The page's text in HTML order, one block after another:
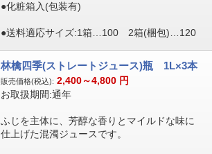
●化粧箱入(包装有)
●送料適応サイズ:1箱…100 2箱(梱包)…120
林檎四季(ストレートジュース)瓶 1L×3本
販売価格(税込): 2,400～4,800 円
お取扱期間:通年
ふじを主体に、芳醇な香りとマイルドな味に
仕上げた混濁ジュースです。